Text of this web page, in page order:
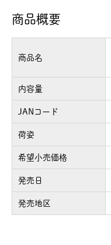
商品概要
商品名
内容量
JANコード
荷姿
希望小売価格
発売日
発売地区